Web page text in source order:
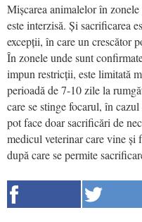
Mișcarea animalelor în
este interzisă. Și sacrificarea
excepții, în care un crescător
În zonele unde sunt
impun restricții, este limitată
perioadă de 7-10 zile la
care se stinge focarul, în
pot face doar sacrificări de
medicul veterinar care vine și
după care se permite